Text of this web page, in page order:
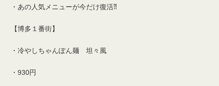
・あの人気メニューが今だけ復活⁈
【博多１番街】
・冷やしちゃんぽん麺 坦々風
・930円